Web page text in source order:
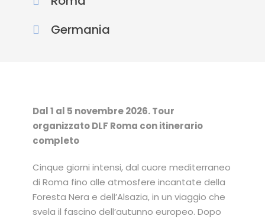
Germania
Dal 1 al 5 novembre 2026. Tour
organizzato DLF Roma con itinerario
completo
Cinque giorni intensi, dal cuore mediterraneo
di Roma fino alle atmosfere incantate della
Foresta Nera e dell’Alsazia, in un viaggio che
svela il fascino dell’autunno europeo. Dopo